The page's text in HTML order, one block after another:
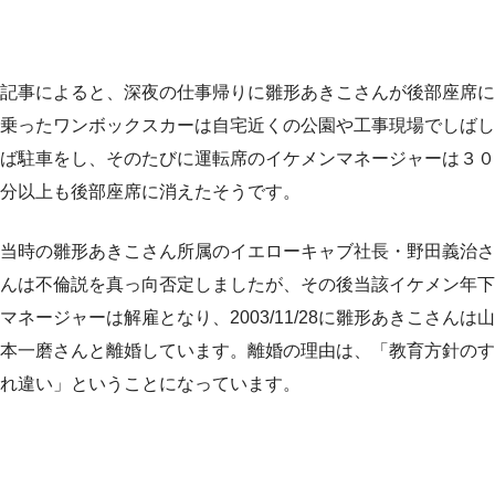
記事によると、深夜の仕事帰りに雛形あきこさんが後部座席に
乗ったワンボックスカーは自宅近くの公園や工事現場でしばし
ば駐車をし、そのたびに運転席のイケメンマネージャーは３０
分以上も後部座席に消えたそうです。
当時の雛形あきこさん所属のイエローキャブ社長・野田義治さ
んは不倫説を真っ向否定しましたが、その後当該イケメン年下
マネージャーは解雇となり、2003/11/28に雛形あきこさんは山
本一磨さんと離婚しています。離婚の理由は、「教育方針のす
れ違い」ということになっています。